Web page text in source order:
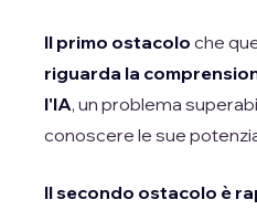
Il primo ostacolo che
riguarda la
l'IA, un problema
conoscere le sue
Il secondo ostacolo è